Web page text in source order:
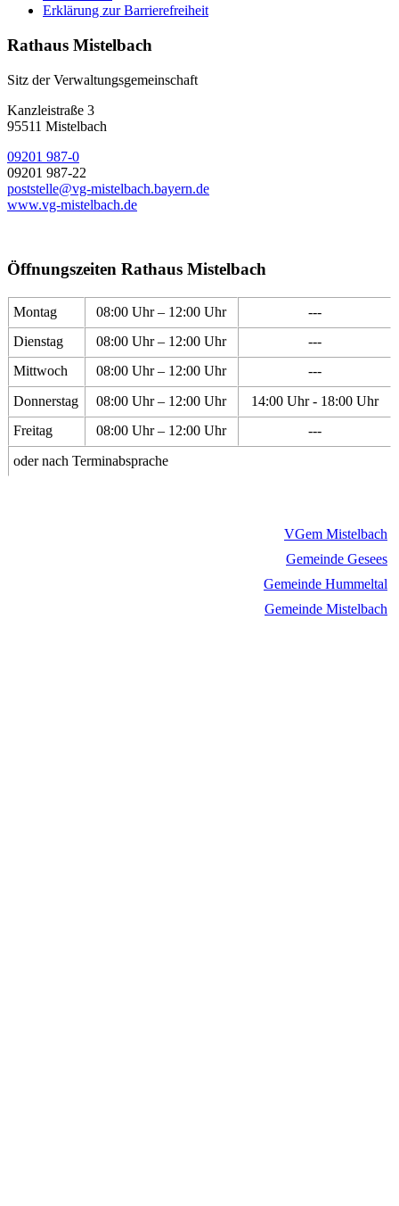
Erklärung zur Barrierefreiheit
Rathaus Mistelbach
Sitz der Verwaltungsgemeinschaft
Kanzleistraße 3
95511 Mistelbach
09201 987-0
09201 987-22
poststelle@vg-mistelbach.bayern.de
www.vg-mistelbach.de
Öffnungszeiten Rathaus Mistelbach
Montag 08:00 Uhr – 12:00 Uhr
---
Dienstag
08:00 Uhr – 12:00 Uhr
---
Mittwoch
08:00 Uhr – 12:00 Uhr
---
Donnerstag
08:00 Uhr – 12:00 Uhr
14:00 Uhr - 18:00 Uhr
Freitag
08:00 Uhr – 12:00 Uhr
---
oder nach Terminabsprache
VGem Mistelbach
Gemeinde Gesees
Gemeinde Hummeltal
Gemeinde Mistelbach